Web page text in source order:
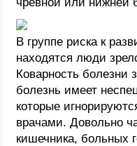
В группе риска к
находятся люди
Коварность болезни
болезнь имеет
которые
врачами. Довольно
кишечника, больных